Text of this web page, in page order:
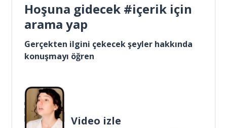
Hoşuna gidecek #içerik için
arama yap
Gerçekten ilgini çekecek şeyler hakkında
konuşmayı öğren
Video izle